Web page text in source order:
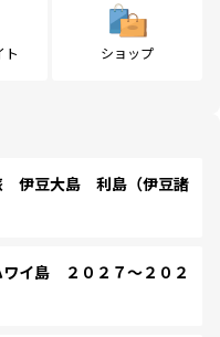
ト ショップ
伊豆大島 利島（伊豆諸
イ島 ２０２７～２０２